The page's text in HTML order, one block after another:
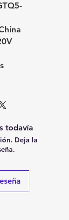
todavía
Deja la